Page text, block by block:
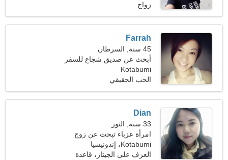
(110 رطل)زواج
Farrah
45 سنة, السرطان
أبحث عن صديق شجاع للسفر
معا
Kotabumi
الحب الحقيقي
Dian
33 سنة, الثور
امرأة عزباء تبحث عن زوج
Kotabumi، إندونيسيا
العزف على الجيتار، قاعدة